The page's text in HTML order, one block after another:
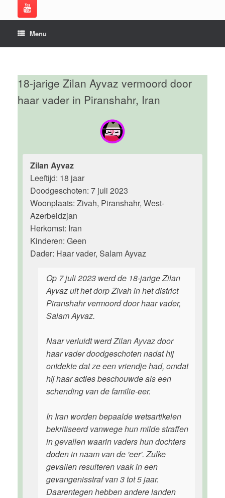
Menu
18-jarige Zilan Ayvaz vermoord door
haar vader in Piranshahr, Iran
Zilan Ayvaz
Leeftijd: 18 jaar
Doodgeschoten: 7 juli 2023
Woonplaats: Zivah, Piranshahr, West-
Azerbeidzjan
Herkomst: Iran
Kinderen: Geen
Dader: Haar vader, Salam Ayvaz
Op 7 juli 2023 werd de 18-jarige Zilan
Ayvaz uit het dorp Zivah in het district
Piranshahr vermoord door haar vader,
Salam Ayvaz.
Naar verluidt werd Zilan Ayvaz door
haar vader doodgeschoten nadat hij
ontdekte dat ze een vriendje had, omdat
hij haar acties beschouwde als een
schending van de familie-eer.
In Iran worden bepaalde wetsartikelen
bekritiseerd vanwege hun milde straffen
in gevallen waarin vaders hun dochters
doden in naam van de 'eer'. Zulke
gevallen resulteren vaak in een
gevangenisstraf van 3 tot 5 jaar.
Daarentegen hebben andere landen